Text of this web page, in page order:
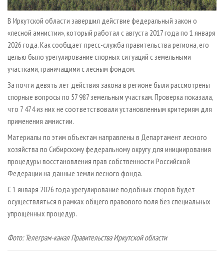
В Иркутской области завершил действие федеральный закон о
«лесной амнистии», который работал с августа 2017 года по 1 января
2026 года. Как сообщает пресс-служба правительства региона, его
целью было урегулирование спорных ситуаций с земельными
участками, граничащими с лесным фондом.
За почти девять лет действия закона в регионе были рассмотрены
спорные вопросы по 57 987 земельным участкам. Проверка показала,
что 7 474 из них не соответствовали установленным критериям для
применения амнистии.
Материалы по этим объектам направлены в Департамент лесного
хозяйства по Сибирскому федеральному округу для инициирования
процедуры восстановления прав собственности Российской
Федерации на данные земли лесного фонда.
С 1 января 2026 года урегулирование подобных споров будет
осуществляться в рамках общего правового поля без специальных
упрощённых процедур.
Фото: Телеграм-канал Правительства Иркутской области